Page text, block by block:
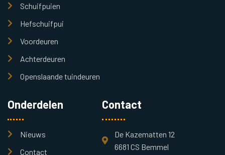
Schuifpuien
Hefschuifpui
Voordeuren
Achterdeuren
Openslaande tuindeuren
Onderdelen
Nieuws
Contact
Contact
De Kazematten 12
6681 CS Bemmel